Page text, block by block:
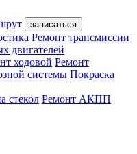
записаться
Ремонт трансмиссии
двигателей
ходовой Ремонт
системы Покраска
стекол Ремонт АКПП